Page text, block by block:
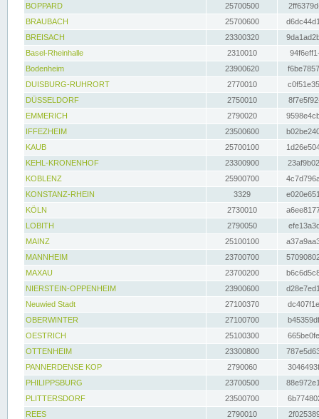
BOPPARD
25700500
BRAUBACH
25700600
BREISACH
23300320
Basel-Rheinhalle
2310010
Bodenheim
23900620
DUISBURG-RUHRORT
2770010
DÜSSELDORF
2750010
EMMERICH
2790020
IFFEZHEIM
23500600
KAUB
25700100
KEHL-KRONENHOF
23300900
KOBLENZ
25900700
KONSTANZ-RHEIN
3329
KÖLN
2730010
LOBITH
2790050
MAINZ
25100100
MANNHEIM
23700700
MAXAU
23700200
NIERSTEIN-OPPENHEIM
23900600
Neuwied Stadt
27100370
OBERWINTER
27100700
OESTRICH
25100300
OTTENHEIM
23300800
PANNERDENSE KOP
2790060
PHILIPPSBURG
23700500
PLITTERSDORF
23500700
REES
2790010